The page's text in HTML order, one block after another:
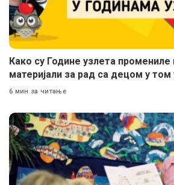
Како су Године узлета
материјали за рад са децом у
6 мин за читање